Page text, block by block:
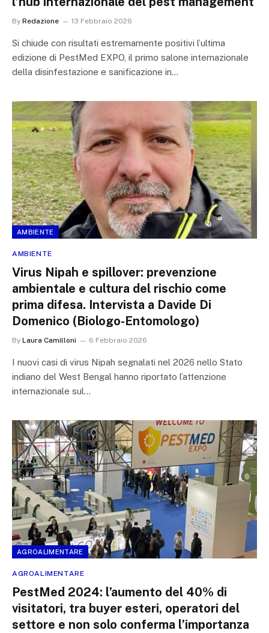
By Redazione 13 Febbraio 2026
Si chiude con risultati estremamente positivi l’ultima
edizione di PestMed EXPO, il primo salone internazionale
della disinfestazione e sanificazione in…
AMBIENTE
AMBIENTE
Virus Nipah e spillover: prevenzione
ambientale e cultura del rischio come
prima difesa. Intervista a Davide Di
Domenico (Biologo-Entomologo)
By Laura Camilloni 6 Febbraio 2026
I nuovi casi di virus Nipah segnalati nel 2026 nello Stato
indiano del West Bengal hanno riportato l’attenzione
internazionale sul…
AGROALIMENTARE
AGROALIMENTARE
PestMed 2024: l’aumento del 40% di
visitatori, tra buyer esteri, operatori del
settore e non solo conferma l’importanza